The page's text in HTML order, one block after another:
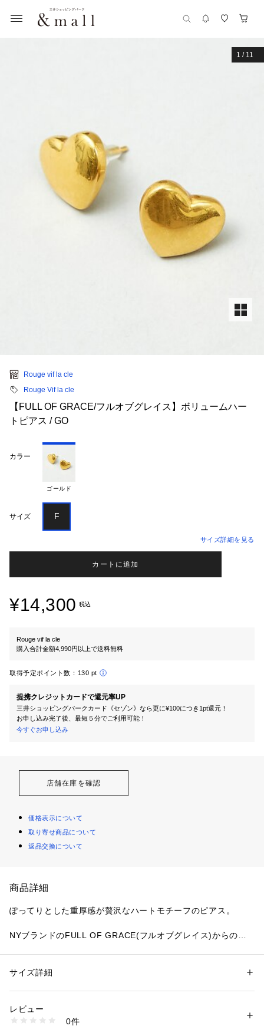
1 / 11
Rouge vif la cle
Rouge Vif la cle
【FULL OF GRACE/フルオブグレイス】ボリュームハー
トピアス / GO
カラー
ゴールド
サイズ F
サイズ詳細を見る
カートに追加
¥14,300 税込
Rouge vif la cle
購入合計金額4,990円以上で送料無料
取得予定ポイント数： 130 pt
提携クレジットカードで還元率UP
三井ショッピングパークカード《セゾン》なら更に¥100につき1pt還元！
お申し込み完了後、最短５分でご利用可能！
今すぐお申し込み
店舗在庫を確認
価格表示について
取り寄せ商品について
返品交換について
商品詳細
ぽってりとした重厚感が贅沢なハートモチーフのピアス。
NYブランドのFULL OF GRACE(フルオブグレイス)からの新
ュでモダンかつ洗練されたフォルムに仕上げつつきゅんとする
他にはない唯一無二のデザインが可愛いジュエリーをぜひお試
性別：レディース
素材：Silver Plated
商品番号：
04490167002 （ショップ）
サイズ詳細
レビュー
0件